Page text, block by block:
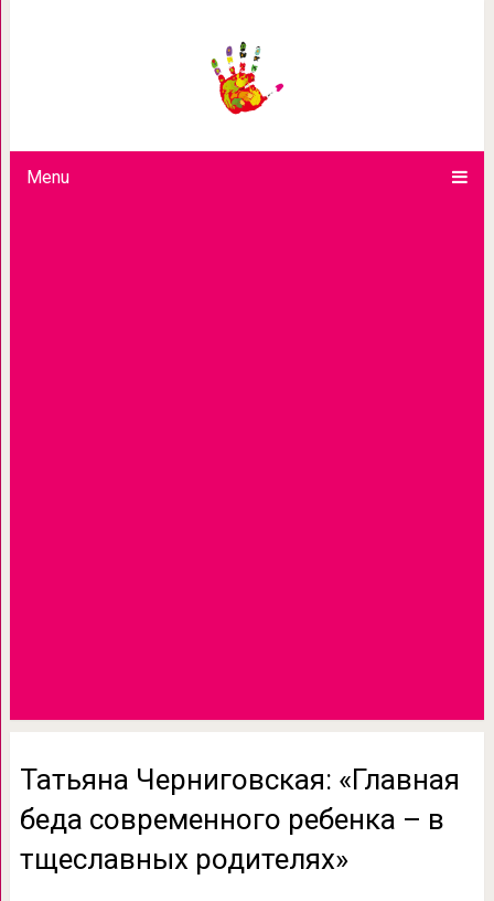
Menu
Татьяна Черниговская: «Главная
беда современного ребенка – в
тщеславных родителях»